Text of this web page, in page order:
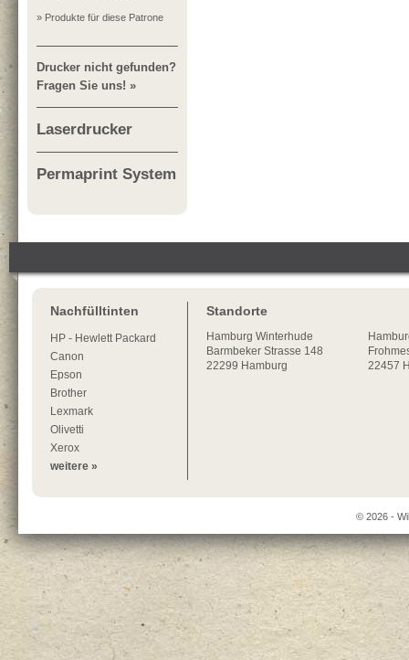
» Produkte für diese Patrone
Drucker nicht gefunden?
Fragen Sie uns! »
Laserdrucker
Permaprint System
Nachfülltinten
HP - Hewlett Packard
Canon
Epson
Brother
Lexmark
Olivetti
Xerox
weitere »
Standorte
Hamburg Winterhude
Barmbeker Strasse 148
22299 Hamburg
22457
© 2026 -